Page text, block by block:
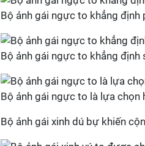
Bộ ảnh gái ngực to khẳng định
Bộ ảnh gái ngực to khẳng
Bộ ảnh gái ngực to là lựa chọn
Bộ ảnh gái xinh dú bự khiến